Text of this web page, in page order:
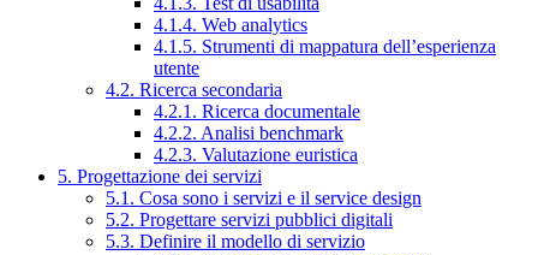
4.1.4. Web analytics
4.1.5. Strumenti di mappatura dell’esperienza
utente
4.2. Ricerca secondaria
4.2.1. Ricerca documentale
4.2.2. Analisi benchmark
4.2.3. Valutazione euristica
5. Progettazione dei servizi
5.1. Cosa sono i servizi e il service design
5.2. Progettare servizi pubblici digitali
5.3. Definire il modello di servizio